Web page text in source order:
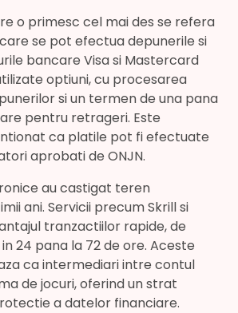
o primesc cel mai des se refera
se pot efectua depunerile si
bancare Visa si Mastercard
optiuni, cu procesarea
si un termen de una pana
pentru retrageri. Este
ca platile pot fi efectuate
aprobati de ONJN.
au castigat teren
ani. Servicii precum Skrill si
tranzactiilor rapide, de
24 pana la 72 de ore. Aceste
ca intermediari intre contul
de jocuri, oferind un strat
a datelor financiare.